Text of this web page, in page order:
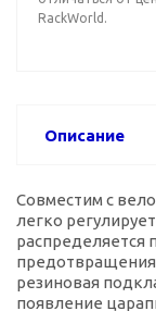
RackWorld.
Описание
Совместим с
легко
распределяется
резиновая
появление